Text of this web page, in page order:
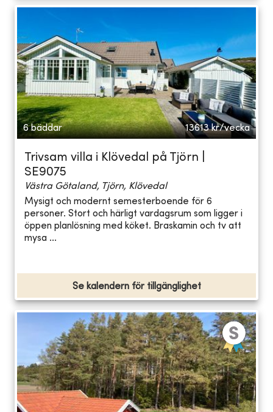
6 bäddar 13613 kr/vecka
Trivsam villa i Klövedal på Tjörn |
SE9075
Västra Götaland, Tjörn, Klövedal
Mysigt och modernt semesterboende för 6
personer. Stort och härligt vardagsrum som ligger i
öppen planlösning med köket. Braskamin och tv att
mysa ...
Se kalendern för tillgänglighet